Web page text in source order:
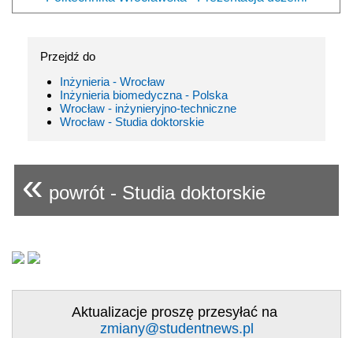
Przejdź do
Inżynieria - Wrocław
Inżynieria biomedyczna - Polska
Wrocław - inżynieryjno-techniczne
Wrocław - Studia doktorskie
« powrót - Studia doktorskie
Aktualizacje proszę przesyłać na
zmiany@studentnews.pl